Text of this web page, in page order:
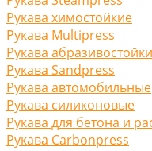
Рукава химостойкие
Рукава Multipress
Рукава
Рукава Sandpress
Рукава автомобильные
Рукава силиконовые
Рукава для бетона и
Рукава Carbonpress